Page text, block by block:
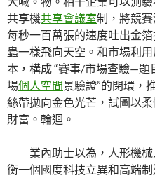
共享機共享會議室制，將競
每秒一百萬張的速度吐出金
蟲一樣飛向天空。和市場利
本，構成 “賽事/市場查驗—
場個人空間景驗證”的閉環，
絲帶拋向金色光芒，試圖以
財富。輪迴。
業內助士以為，人形機
衡一個國度科技立異和高端